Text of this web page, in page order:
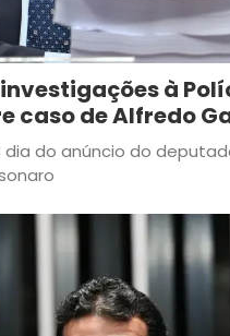
à
caso de Alfredo
dia do anúncio do